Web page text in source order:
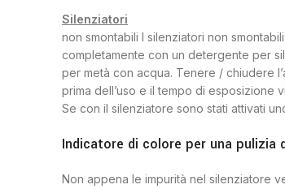
Silenziatori
non smontabili I silenziatori non
completamente con un detergente per
per metà con acqua. Tenere / chiudere
prima dell’uso e il tempo di esposizione
Se con il silenziatore sono stati attivati
Indicatore di colore per una pulizia
Non appena le impurità nel silenziatore